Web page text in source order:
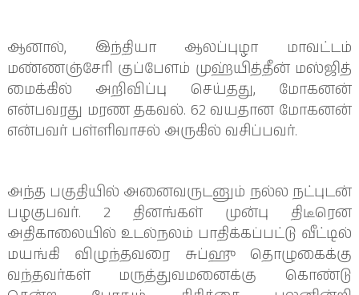
ஆனால், இந்தியா ஆலப்புழா மாவட்டம்
மண்ணஞ்சேரி குப்பேளம் முஹ்யித்தீன் மஸ்ஜித்
மைக்கில் அறிவிப்பு செய்தது, மோகனன்
என்பவரது மரண தகவல். 62 வயதான மோகனன்
என்பவர் பள்ளிவாசல் அருகில் வசிப்பவர்.
அந்த பகுதியில் அனைவருடனும் நல்ல நட்புடன்
பழகுபவர். 2 தினங்கள் முன்பு திடீரென
அதிகாலையில் உடல்நலம் பாதிக்கப்பட்டு வீட்டில்
மயங்கி விழுந்தவரை சுப்ஹு தொழுகைக்கு
வந்தவர்கள் மருத்துவமனைக்கு கொண்டு